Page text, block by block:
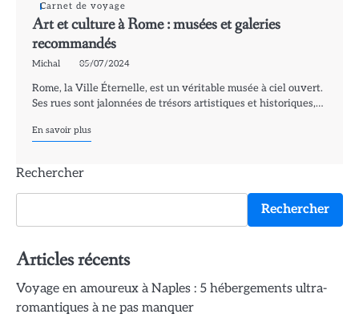
Carnet de voyage
Art et culture à Rome : musées et galeries
recommandés
Michal 05/07/2024
Rome, la Ville Éternelle, est un véritable musée à ciel ouvert.
Ses rues sont jalonnées de trésors artistiques et historiques,…
En savoir plus
Rechercher
Rechercher
Articles récents
Voyage en amoureux à Naples : 5 hébergements ultra-
romantiques à ne pas manquer